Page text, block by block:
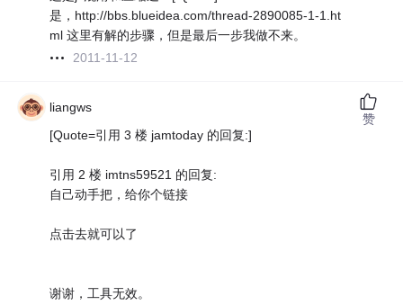
是，http://bbs.blueidea.com/thread-2890085-1-1.ht
ml 这里有解的步骤，但是最后一步我做不来。
2011-11-12
liangws
[Quote=引用 3 楼 jamtoday 的回复:]
引用 2 楼 imtns59521 的回复:
自己动手把，给你个链接
点击去就可以了
谢谢，工具无效。
赞